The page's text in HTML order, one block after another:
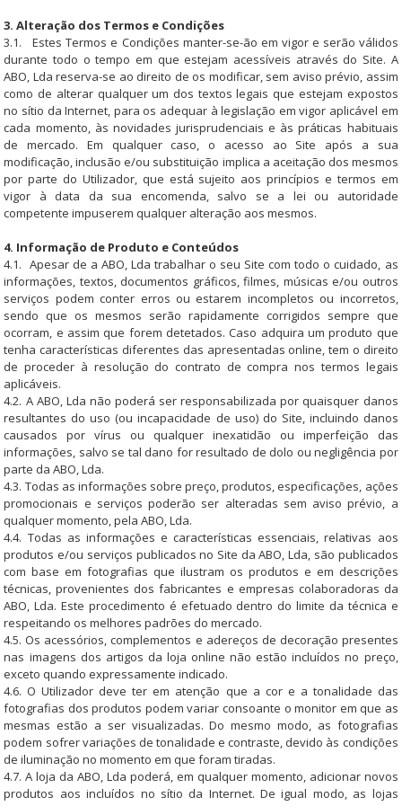
3. Alteração dos Termos e Condições
3.1. Estes Termos e Condições manter-se-ão em vigor e serão válidos
durante todo o tempo em que estejam acessíveis através do Site. A
ABO, Lda reserva-se ao direito de os modificar, sem aviso prévio, assim
como de alterar qualquer um dos textos legais que estejam expostos
no sítio da Internet, para os adequar à legislação em vigor aplicável em
cada momento, às novidades jurisprudenciais e às práticas habituais
de mercado. Em qualquer caso, o acesso ao Site após a sua
modificação, inclusão e/ou substituição implica a aceitação dos mesmos
por parte do Utilizador, que está sujeito aos princípios e termos em
vigor à data da sua encomenda, salvo se a lei ou autoridade
competente impuserem qualquer alteração aos mesmos.
4. Informação de Produto e Conteúdos
4.1. Apesar de a ABO, Lda trabalhar o seu Site com todo o cuidado, as
informações, textos, documentos gráficos, filmes, músicas e/ou outros
serviços podem conter erros ou estarem incompletos ou incorretos,
sendo que os mesmos serão rapidamente corrigidos sempre que
ocorram, e assim que forem detetados. Caso adquira um produto que
tenha características diferentes das apresentadas online, tem o direito
de proceder à resolução do contrato de compra nos termos legais
aplicáveis.
4.2. A ABO, Lda não poderá ser responsabilizada por quaisquer danos
resultantes do uso (ou incapacidade de uso) do Site, incluindo danos
causados por vírus ou qualquer inexatidão ou imperfeição das
informações, salvo se tal dano for resultado de dolo ou negligência por
parte da ABO, Lda.
4.3. Todas as informações sobre preço, produtos, especificações, ações
promocionais e serviços poderão ser alteradas sem aviso prévio, a
qualquer momento, pela ABO, Lda.
4.4. Todas as informações e características essenciais, relativas aos
produtos e/ou serviços publicados no Site da ABO, Lda, são publicados
com base em fotografias que ilustram os produtos e em descrições
técnicas, provenientes dos fabricantes e empresas colaboradoras da
ABO, Lda. Este procedimento é efetuado dentro do limite da técnica e
respeitando os melhores padrões do mercado.
4.5. Os acessórios, complementos e adereços de decoração presentes
nas imagens dos artigos da loja online não estão incluídos no preço,
exceto quando expressamente indicado.
4.6. O Utilizador deve ter em atenção que a cor e a tonalidade das
fotografias dos produtos podem variar consoante o monitor em que as
mesmas estão a ser visualizadas. Do mesmo modo, as fotografias
podem sofrer variações de tonalidade e contraste, devido às condições
de iluminação no momento em que foram tiradas.
4.7. A loja da ABO, Lda poderá, em qualquer momento, adicionar novos
produtos aos incluídos no sítio da Internet. De igual modo, as lojas